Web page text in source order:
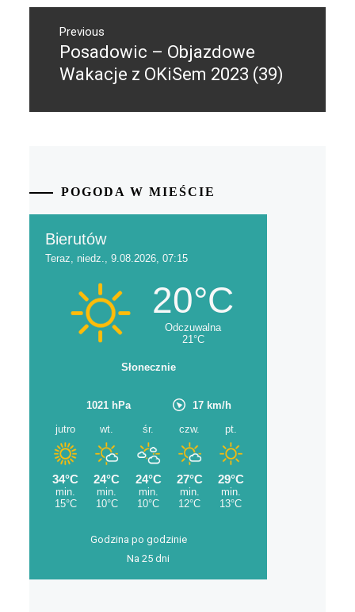
wpisuPrevious
Previous
post:
Posadowic – Objazdowe
Wakacje z OKiSem 2023 (39)
POGODA W MIEŚCIE
Godzina po godzinie
Na 25 dni